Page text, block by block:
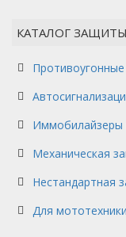
КАТАЛОГ
Иммобилайзеры
Механическая
Нестандартная
Для мототехники